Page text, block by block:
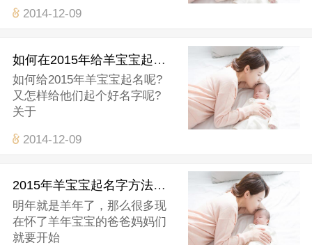
2014-12-09
如何在2015年给羊宝宝起个好名字
如何给2015年羊宝宝起名呢?
又怎样给他们起个好名字呢?
关于
2014-12-09
2015年羊宝宝起名字方法大全
明年就是羊年了，那么很多现
在怀了羊年宝宝的爸爸妈妈们
就要开始